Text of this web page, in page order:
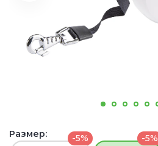
Размер: -5% -5%